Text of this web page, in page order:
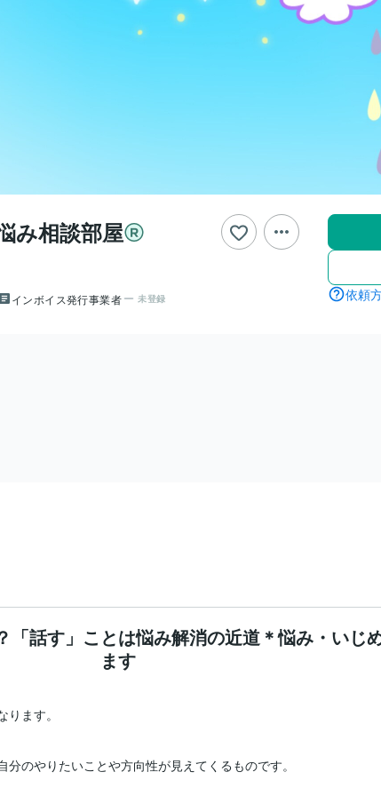
み相談部屋
インボイス発行事業者 未登録
依頼
話す」ことは悩み解消の近道＊悩み・いじ
ます
ます。
のやりたいことや方向性が見えてくるものです。